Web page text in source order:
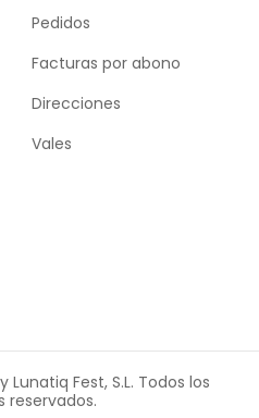
Pedidos
Facturas por abono
Direcciones
Vales
Lunatiq Fest, S.L. Todos los
reservados.